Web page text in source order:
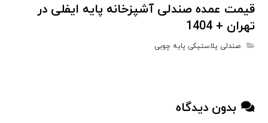
قیمت عمده صندلی آشپزخانه پایه ایفلی در
تهران + 1404
صندلی پلاستیکی پایه چوبی
بدون دیدگاه